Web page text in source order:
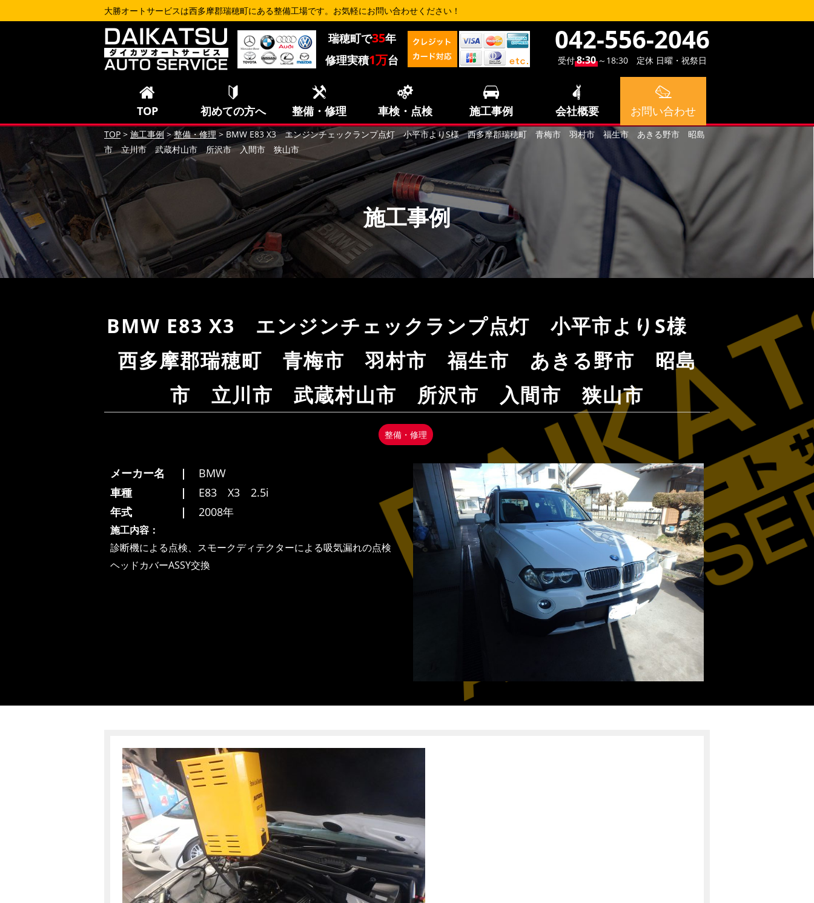
大勝オートサービスは西多摩郡瑞穂町にある整備工場です。お気軽にお問い合わせください！
瑞穂町で35年
修理実積1万台
042-556-2046
受付8:30 ～18:30 定休 日曜・祝祭日
TOP 初めての方へ 整備・修理 車検・点検 施工事例 会社概要 お問い合わせ
TOP > 施工事例>整備・修理 > BMW E83 X3 エンジンチェックランプ点灯 小平市よりS様 西多摩郡瑞穂町 青梅市 羽村市 福生市 あきる野市 昭島
市 立川市 武蔵村山市 所沢市 入間市 狭山市
施工事例
BMW E83 X3 エンジンチェックランプ点灯 小平市よりS様
西多摩郡瑞穂町 青梅市 羽村市 福生市 あきる野市 昭島
市 立川市 武蔵村山市 所沢市 入間市 狭山市
整備・修理
メーカー名
BMW
車種
E83 X3 2.5i
年式
2008年
施工内容：
診断機による点検、スモークディテクターによる吸気漏れの点検
ヘッドカバーASSY交換